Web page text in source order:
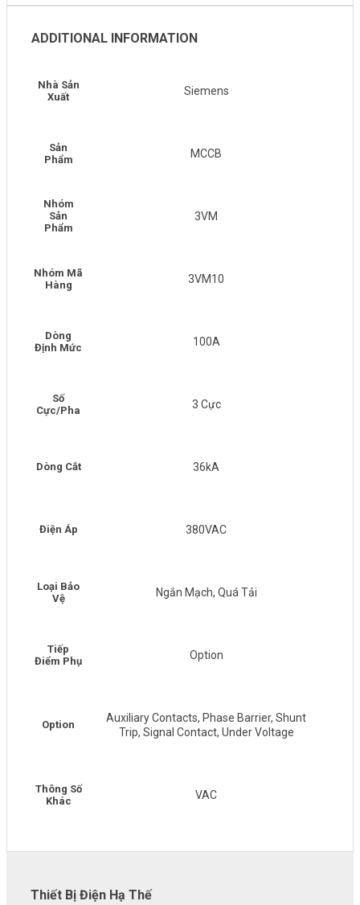
ADDITIONAL INFORMATION
Nhà Sản
Xuất
Siemens
Sản
Phẩm
MCCB
Nhóm
Sản
Phẩm
3VM
Nhóm Mã
Hàng
3VM10
Dòng
Định Mức
100A
Số
Cực/Pha
3 Cực
Dòng Cắt 36kA
Điện Áp 380VAC
Loại Bảo
Vệ
Ngắn Mạch, Quá Tải
Tiếp
Điểm Phụ
Option
Option
Auxiliary Contacts, Phase Barrier, Shunt
Trip, Signal Contact, Under Voltage
Thông Số
Khác
VAC
Thiết Bị Điện Hạ Thế